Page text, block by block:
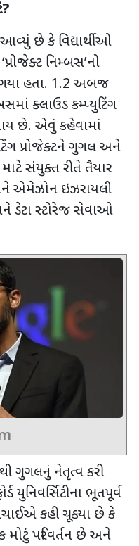
?
છે કે વિદ્યાર્થીઓ
‘પ્રોજેક્ટ નિમ્બસ’નો
ગયા હતા. 1.2 અબજ
ક્લાઉડ કમ્પ્યુટિંગ
છે. એવું કહેવામાં
પ્રોજેક્ટને ગુગલ અને
સંયુક્ત રીતે તૈયાર
એમેઝોન ઇઝરાયલી
ડેટા સ્ટોરેજ સેવાઓ
ગુગલનું નેતૃત્વ કરી
યુનિવર્સિટીના ભૂતપૂર્વ
કહી ચૂક્યા છે કે
મોટું પરિવર્તન છે અને